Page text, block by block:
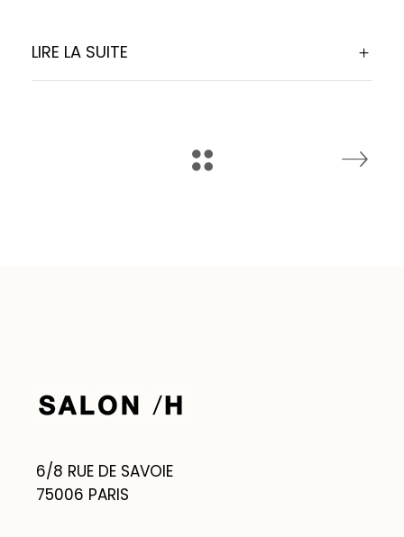
LIRE LA SUITE
6/8 RUE DE SAVOIE
75006 PARIS